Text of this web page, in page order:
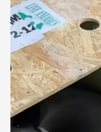
активности в
забронировать
Бизнес-зал
провести
выпить кофе,
окна за тем,